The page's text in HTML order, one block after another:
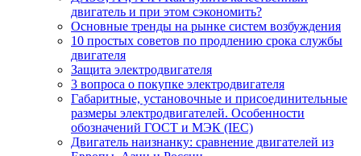
двигатель и при этом сэкономить?
Основные тренды на рынке систем возбуждения
10 простых советов по продлению срока службы
двигателя
Защита электродвигателя
3 вопроса о покупке электродвигателя
Габаритные, установочные и присоединительные
размеры электродвигателей. Особенности
обозначений ГОСТ и МЭК (IEC)
Двигатель наизнанку: сравнение двигателей из